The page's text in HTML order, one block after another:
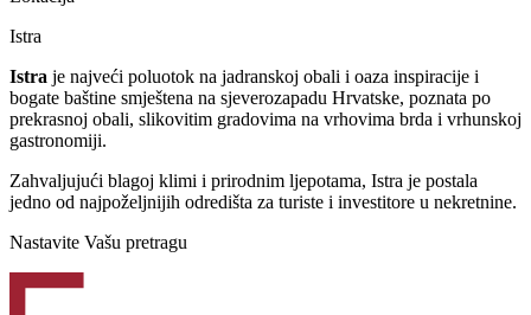
Istra
Istra je najveći poluotok na jadranskoj obali i oaza inspiracije i
bogate baštine smještena na sjeverozapadu Hrvatske, poznata po
prekrasnoj obali, slikovitim gradovima na vrhovima brda i vrhunskoj
gastronomiji.
Zahvaljujući blagoj klimi i prirodnim ljepotama, Istra je postala
jedno od najpoželjnijih odredišta za turiste i investitore u nekretnine.
Nastavite Vašu pretragu